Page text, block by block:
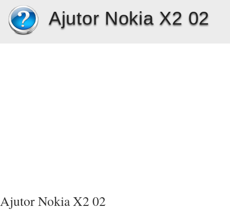
Ajutor Nokia X2 02
Ajutor Nokia X2 02